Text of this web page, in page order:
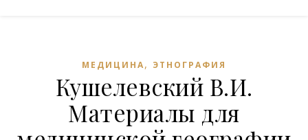
МЕДИЦИНА, ЭТНОГРАФИЯ
Кушелевский В.И.
Материалы для